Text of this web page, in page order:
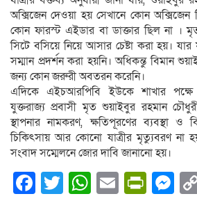
অক্সিজেন দেওয়া হয় সেখানে কোন অক্সিজেন
কোন ফারস্ট এইডার বা ডাক্তার ছিল না ।
সিটে বসিয়ে নিয়ে আসার চেষ্টা করা হয়।
সম্মান প্রদর্শন করা হয়নি। অধিকন্তু বিমান
জন্য কোন জরুরী অবতরন করেনি।
এদিকে এইচআরপিবি ইউকে শাখার
যুক্তরাজ্য প্রবাসী মৃত শুয়াইবুর রহমান
স্থাপনার নামকরণ, ক্ষতিপূরণের ব্যবস্থা ও
চিকিৎসায় আর কোনো যাত্রীর মৃত্যুবরণ না
সংবাদ সম্মেলনে জোর দাবি জানানো হয়।
Facebook
Twitter
WhatsApp
Email